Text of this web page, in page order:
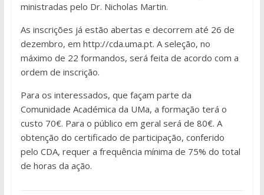
ministradas pelo Dr. Nicholas Martin.
As inscrições já estão abertas e decorrem até 26 de
dezembro, em http://cda.uma.pt. A seleção, no
máximo de 22 formandos, será feita de acordo com a
ordem de inscrição.
Para os interessados, que façam parte da
Comunidade Académica da UMa, a formação terá o
custo 70€. Para o público em geral será de 80€. A
obtenção do certificado de participação, conferido
pelo CDA, requer a frequência mínima de 75% do total
de horas da ação.